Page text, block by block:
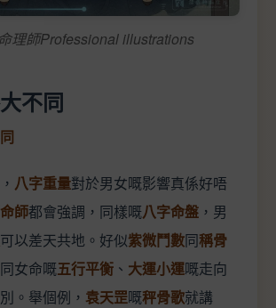
理師Professional illustrations
不同
八字重量對於男女嘅影響真係好唔
師都會強調，同樣嘅八字命盤 ，男
可以差天共地。好似紫微鬥數同稱骨
女命嘅五行平衡 、 大運小運嘅走向
。舉個例， 袁天罡嘅秤骨歌就講